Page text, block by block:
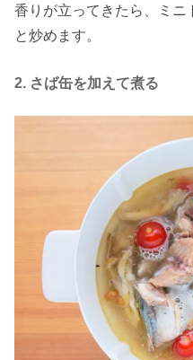
香りが立ってきたら、ミニ
と炒めます。
2. さば缶を加えて煮る